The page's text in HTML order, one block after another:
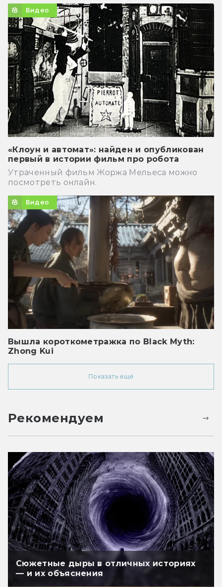
Видео
«Клоун и автомат»: найден и опубликован
первый в истории фильм про робота
Утраченный фильм Жоржа Мельеса можно
посмотреть онлайн.
Видео
Вышла короткометражка по Black Myth:
Zhong Kui
Показать ещё
Рекомендуем
Сюжетные дыры в отличных историях
— и их объяснения